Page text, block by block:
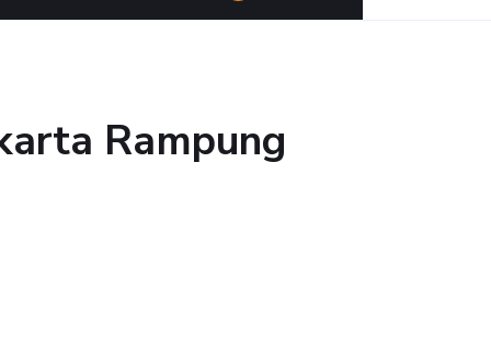
Rampung